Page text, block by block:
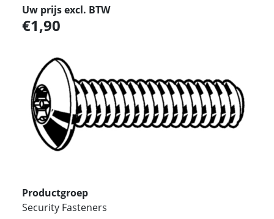
Uw prijs excl. BTW
1,90
Productgroep
Security Fasteners